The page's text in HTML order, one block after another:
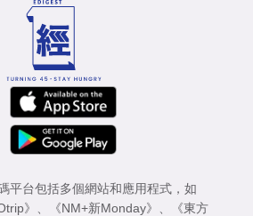
平台包括多個網站和應用程式，如
》 《NM+新Monday》
《東方